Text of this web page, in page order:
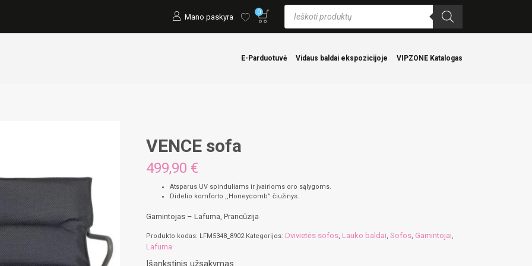
Mano paskyra 0
Products
search
E-Parduotuvė Vidaus baldai ekspozicijoje VIPZONE Katalogas
VENCE sofa
499,90 €
Atsparus UV spinduliams ir įvairioms oro sąlygoms.
Didelio komforto ,,Honeycomb” čiužinys.
Gamintojas – Lafuma, Prancūzija
Produkto kodas: LFM5348_8902 Kategorijos: Dvivietės sofos, Lauko baldai,Sofos, Gamintojai,
Lafuma